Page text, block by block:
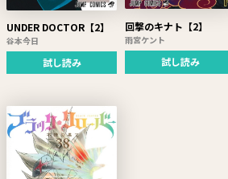
UNDER DOCTOR【2】
谷本今日
試し読み
回撃のキナト【2】
雨宮ケント
試し読み